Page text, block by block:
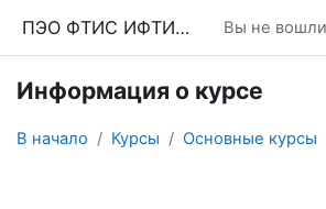
ПЭО ФТИС ИФТИС МПГУ Вы не
Информация о курсе
В начало Курсы Основные курсы